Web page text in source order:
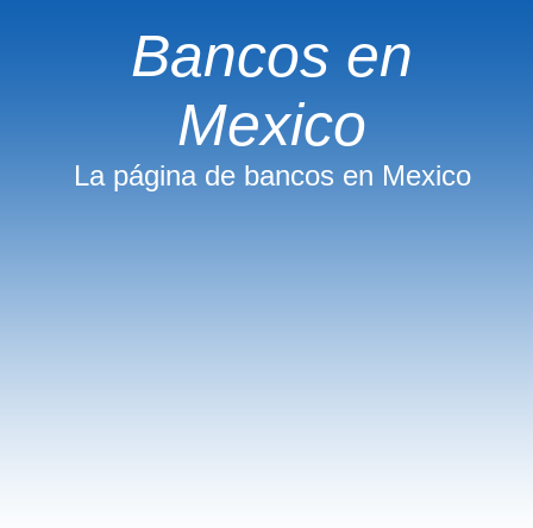
Bancos en
Mexico
La página de bancos en Mexico